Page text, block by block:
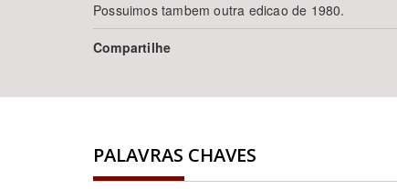
Possuimos tambem outra edicao de 1980.
Compartilhe
PALAVRAS CHAVES